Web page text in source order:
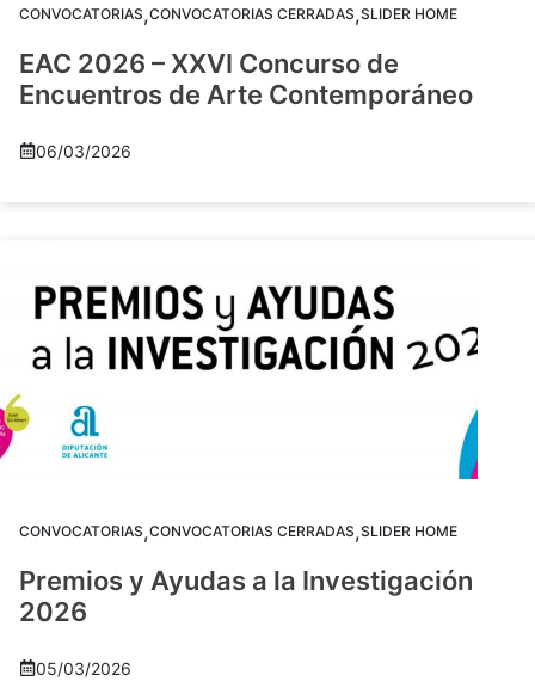
CONVOCATORIAS,CONVOCATORIAS CERRADAS,SLIDER HOME
EAC 2026 – XXVI Concurso de
Encuentros de Arte Contemporáneo
06/03/2026
CONVOCATORIAS,CONVOCATORIAS CERRADAS,SLIDER HOME
Premios y Ayudas a la Investigación
2026
05/03/2026